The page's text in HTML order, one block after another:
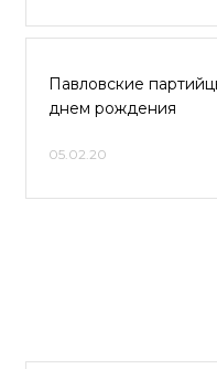
Павловские
днем рождения
05.02.20